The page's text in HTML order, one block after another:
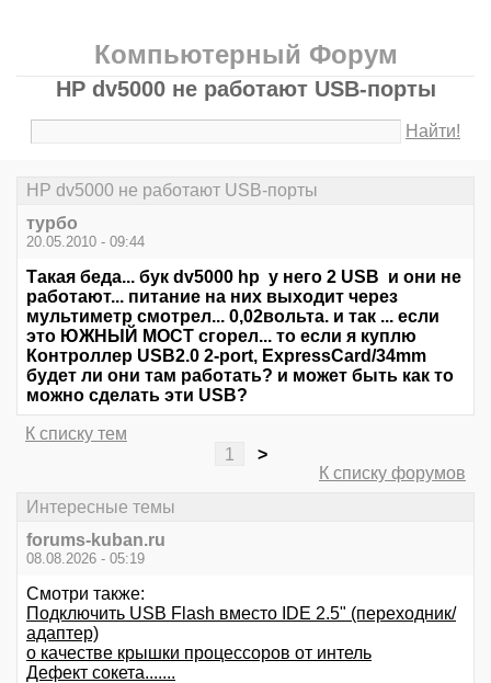
Компьютерный Форум
HP dv5000 не работают USB-порты
Найти!
HP dv5000 не работают USB-порты
турбо
20.05.2010 - 09:44
Такая беда... бук dv5000 hp у него 2 USB и они не
работают... питание на них выходит через
мультиметр смотрел... 0,02вольта. и так ... если
это ЮЖНЫЙ МОСТ сгорел... то если я куплю
Контроллер USB2.0 2-port, ExpressCard/34mm
будет ли они там работать? и может быть как то
можно сделать эти USB?
К списку тем
1
>
К списку форумов
Интересные темы
forums-kuban.ru
08.08.2026 - 05:19
Смотри также:
Подключить USB Flash вместо IDE 2.5" (переходник/
адаптер)
о качестве крышки процессоров от интель
Дефект сокета.......